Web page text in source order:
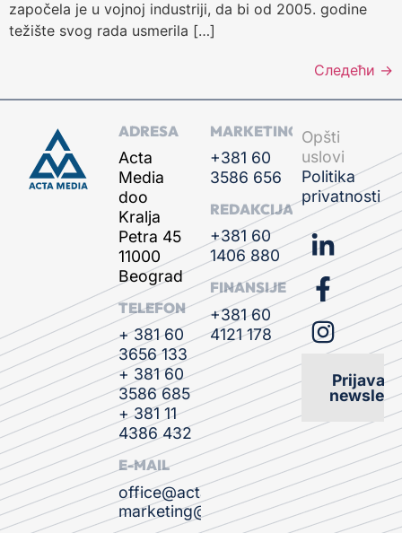
započela je u vojnoj industriji, da bi od 2005. godine
težište svog rada usmerila […]
Следећи →
ADRESA
Acta
Media
doo
Kralja
Petra 45
11000
Beograd
TELEFON
+ 381 60
3656 133
+ 381 60
3586 685
+ 381 11
4386 432
E-MAIL
office@actamedia.rs
marketing@actamedia.rs
MARKETING
+381 60
3586 656
REDAKCIJA
+381 60
1406 880
FINANSIJE
+381 60
4121 178
Opšti
uslovi
Politika
privatnosti
Prijava